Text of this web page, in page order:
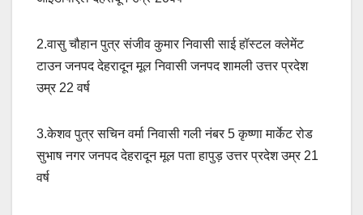
2.वासु चौहान पुत्र संजीव कुमार निवासी साई हॉस्टल क्लेमेंट
टाउन जनपद देहरादून मूल निवासी जनपद शामली उत्तर प्रदेश
उम्र 22 वर्ष
3.केशव पुत्र सचिन वर्मा निवासी गली नंबर 5 कृष्णा मार्केट रोड
सुभाष नगर जनपद देहरादून मूल पता हापुड़ उत्तर प्रदेश उम्र 21
वर्ष